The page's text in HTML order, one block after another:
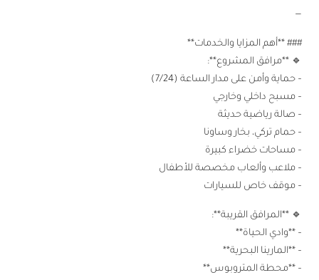
—
### **أهم المزايا والخدمات**
🔹 **مرافق المشروع**:
– حماية وأمن على مدار الساعة (7/24)
– مسبح داخلي وخارجي
– صالة رياضية حديثة
– حمام تركي، بخار وساونا
– مساحات خضراء كبيرة
– ملاعب وألعاب مخصصة للأطفال
– موقف خاص للسيارات
🔹 **المرافق القريبة**:
– **وادي الحياة**
– **المارينا البحرية**
– **محطة المتروبوس**